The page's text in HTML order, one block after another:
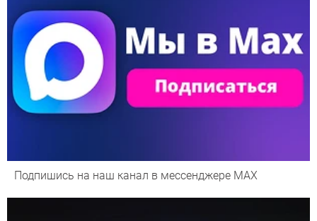
Подпишись на наш канал в мессенджере МАХ